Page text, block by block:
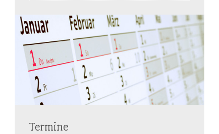
Termine